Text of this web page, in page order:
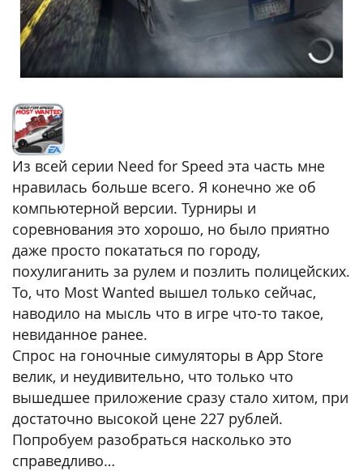
Из всей серии Need for Speed эта часть мне
нравилась больше всего. Я конечно же об
компьютерной версии. Турниры и
соревнования это хорошо, но было приятно
даже просто покататься по городу,
похулиганить за рулем и позлить полицейских.
То, что Most Wanted вышел только сейчас,
наводило на мысль что в игре что-то такое,
невиданное ранее.
Спрос на гоночные симуляторы в App Store
велик, и неудивительно, что только что
вышедшее приложение сразу стало хитом, при
достаточно высокой цене 227 рублей.
Попробуем разобраться насколько это
справедливо…